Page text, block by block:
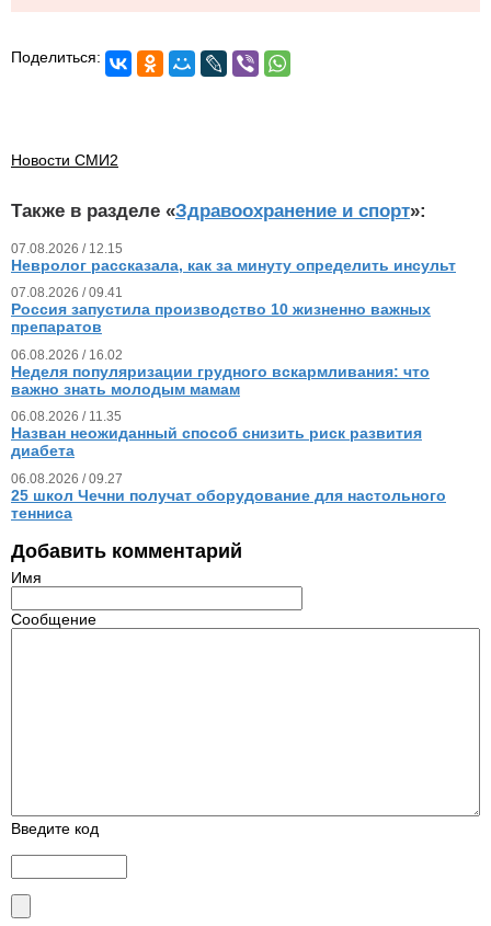
Поделиться:
Новости СМИ2
Также в разделе «Здравоохранение и спорт»:
07.08.2026 / 12.15
Невролог рассказала, как за минуту определить инсульт
07.08.2026 / 09.41
Россия запустила производство 10 жизненно важных
препаратов
06.08.2026 / 16.02
Неделя популяризации грудного вскармливания: что
важно знать молодым мамам
06.08.2026 / 11.35
Назван неожиданный способ снизить риск развития
диабета
06.08.2026 / 09.27
25 школ Чечни получат оборудование для настольного
тенниса
Добавить комментарий
Имя
Сообщение
Введите код